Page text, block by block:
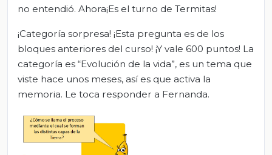
no entendió. Ahora¡Es el turno de Termitas!
¡Categoría sorpresa! ¡Esta pregunta es de los
bloques anteriores del curso! ¡Y vale 600 puntos! La
categoría es “Evolución de la vida”, es un tema que
viste hace unos meses, así es que activa la
memoria. Le toca responder a Fernanda.